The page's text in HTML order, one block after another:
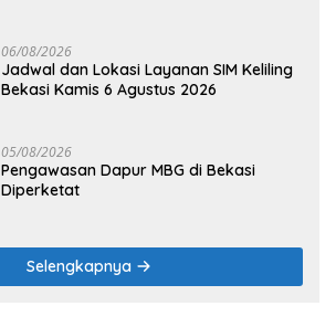
06/08/2026
Jadwal dan Lokasi Layanan SIM Keliling
Bekasi Kamis 6 Agustus 2026
05/08/2026
Pengawasan Dapur MBG di Bekasi
Diperketat
Selengkapnya